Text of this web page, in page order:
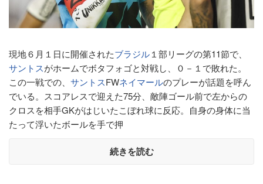
現地６月１日に開催されたブラジル１部リーグの第11節で、
サントスがホームでボタフォゴと対戦し、０－１で敗れた。
この一戦での、 サントスFWネイマールのプレーが話題を呼ん
でいる。スコアレスで迎えた75分、敵陣ゴール前で左からの
クロスを相手GKがはじいたこぼれ球に反応。自身の身体に当
たって浮いたボールを手で押
続きを読む